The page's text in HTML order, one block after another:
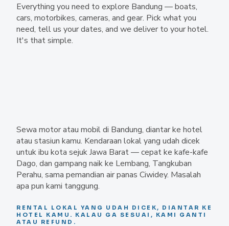
Everything you need to explore Bandung — boats,
cars, motorbikes, cameras, and gear. Pick what you
need, tell us your dates, and we deliver to your hotel.
It's that simple.
Sewa motor atau mobil di Bandung, diantar ke hotel
atau stasiun kamu. Kendaraan lokal yang udah dicek
untuk ibu kota sejuk Jawa Barat — cepat ke kafe-kafe
Dago, dan gampang naik ke Lembang, Tangkuban
Perahu, sama pemandian air panas Ciwidey. Masalah
apa pun kami tanggung.
RENTAL LOKAL YANG UDAH DICEK, DIANTAR KE
HOTEL KAMU. KALAU GA SESUAI, KAMI GANTI
ATAU REFUND.